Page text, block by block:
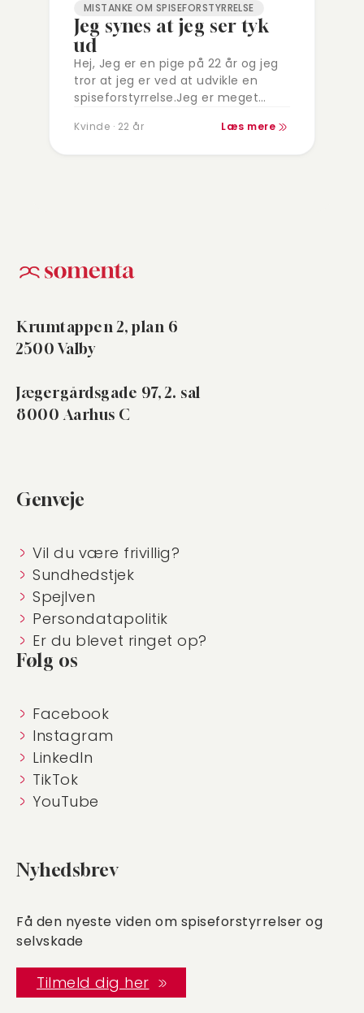
MISTANKE OM SPISEFORSTYRRELSE
Jeg synes at jeg ser tyk
ud
Hej, Jeg er en pige på 22 år og jeg
tror at jeg er ved at udvikle en
spiseforstyrrelse.Jeg er meget
udseende.…
Kvinde · 22 år Læs mere
Krumtappen 2, plan 6
2500 Valby
Jægergårdsgade 97, 2. sal
8000 Aarhus C
Genveje
Vil du være frivillig?
Sundhedstjek
Spejlven
Persondatapolitik
Er du blevet ringet op?
Følg os
Facebook
Instagram
LinkedIn
TikTok
YouTube
Nyhedsbrev
Få den nyeste viden om spiseforstyrrelser og
selvskade
Tilmeld dig her